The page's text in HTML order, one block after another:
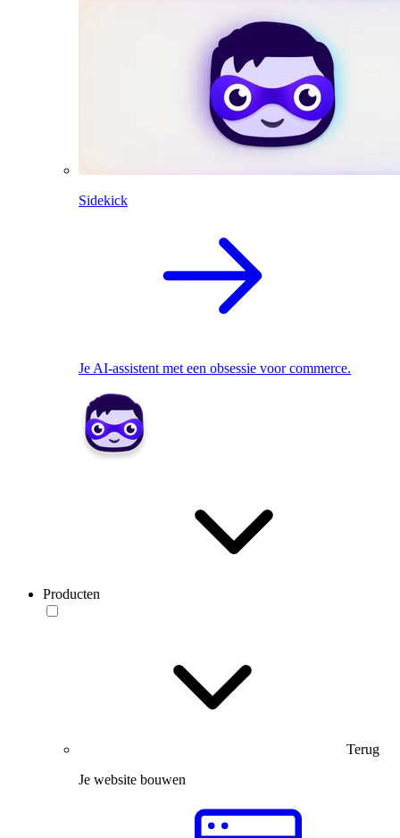
Sidekick
Je AI-assistent met een obsessie voor commerce.
Producten
Terug
Je website bouwen